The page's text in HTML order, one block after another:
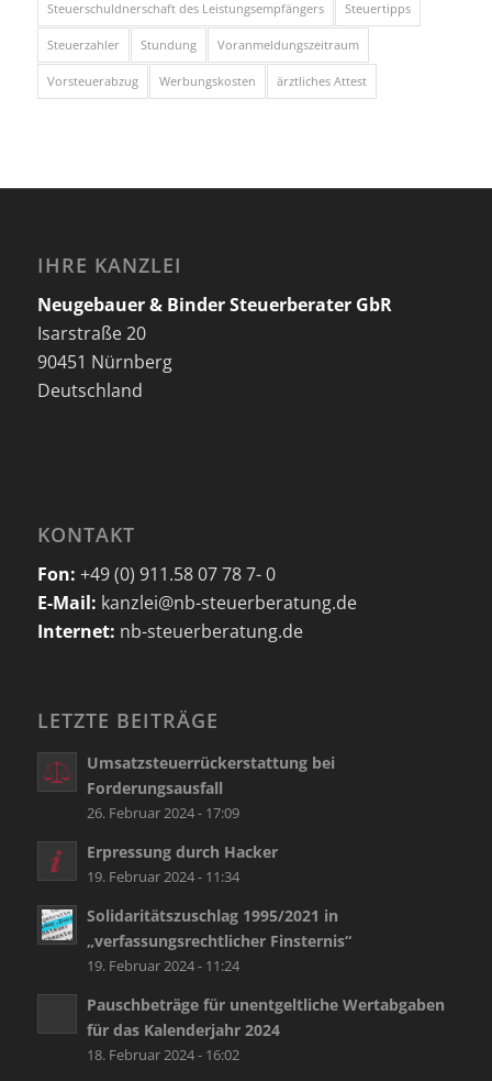
Steuerschuldnerschaft des Leistungsempfängers Steuertipps
Steuerzahler Stundung Voranmeldungszeitraum
Vorsteuerabzug Werbungskosten ärztliches Attest
IHRE KANZLEI
Neugebauer & Binder Steuerberater GbR
Isarstraße 20
90451 Nürnberg
Deutschland
KONTAKT
Fon: +49 (0) 911.58 07 78 7- 0
E-Mail: kanzlei@nb-steuerberatung.de
Internet: nb-steuerberatung.de
LETZTE BEITRÄGE
Umsatzsteuerrückerstattung bei
Forderungsausfall
26. Februar 2024 - 17:09
Erpressung durch Hacker
19. Februar 2024 - 11:34
Solidaritätszuschlag 1995/2021 in
„verfassungsrechtlicher Finsternis“
19. Februar 2024 - 11:24
Pauschbeträge für unentgeltliche Wertabgaben
für das Kalenderjahr 2024
18. Februar 2024 - 16:02